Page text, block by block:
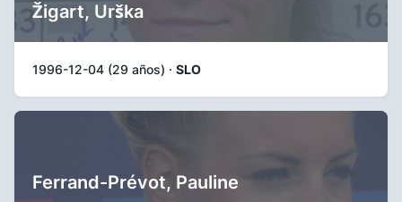
Žigart, Urška
1996-12-04 (29 años) · SLO
Ferrand-Prévot, Pauline